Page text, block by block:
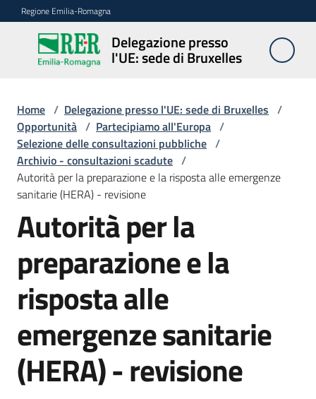
Vai al contenuto
Vai alla navigazione
Vai al footer
Regione Emilia-Romagna
Delegazione presso
l'UE: sede di Bruxelles
Delegazione
presso l'UE:
Bruxelles
Novità
Ambiti
Opportunità
Chi
siamo
Home / Delegazione presso l'UE: sede di Bruxelles /
Opportunità / Partecipiamo all'Europa /
Selezione delle consultazioni pubbliche /
Archivio - consultazioni scadute /
Autorità per la preparazione e la risposta alle emergenze
sanitarie (HERA) - revisione
Autorità per la
preparazione e la
risposta alle
emergenze sanitarie
(HERA) - revisione